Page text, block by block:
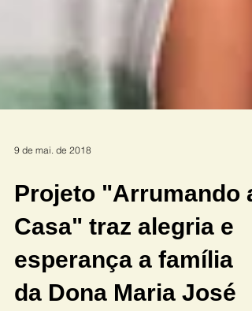
9 de mai. de 2018
Projeto "Arrumando a
Casa" traz alegria e
esperança a família